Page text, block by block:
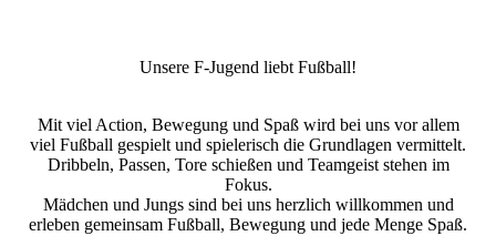
Unsere F-Jugend liebt Fußball!
Mit viel Action, Bewegung und Spaß wird bei uns vor allem
viel Fußball gespielt und spielerisch die Grundlagen vermittelt.
Dribbeln, Passen, Tore schießen und Teamgeist stehen im
Fokus.
Mädchen und Jungs sind bei uns herzlich willkommen und
erleben gemeinsam Fußball, Bewegung und jede Menge Spaß.